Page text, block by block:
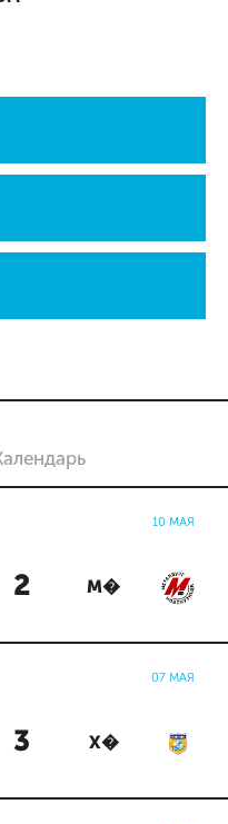
10 МАЯ
2 М�
07 МАЯ
3 Х�